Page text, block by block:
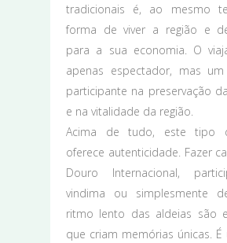
tradicionais é, ao mesmo
forma de viver a região e
para a sua economia. O
apenas espectador, mas um
participante na preservação
e na vitalidade da região.
Acima de tudo, este tipo
oferece autenticidade. Fazer
Douro Internacional,
vindima ou simplesmente
ritmo lento das aldeias são
que criam memórias únicas.